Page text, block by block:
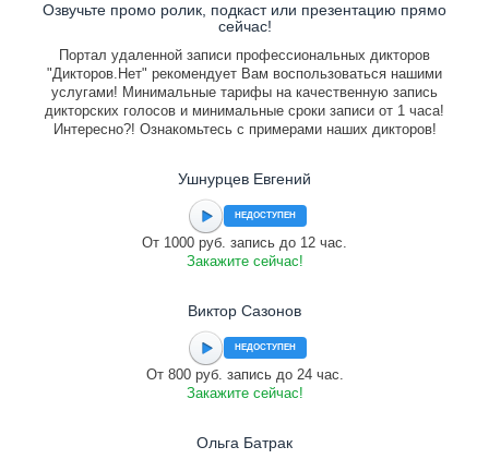
Озвучьте промо ролик, подкаст или презентацию прямо
сейчас!
Портал удаленной записи профессиональных дикторов
"Дикторов.Нет" рекомендует Вам воспользоваться нашими
услугами! Минимальные тарифы на качественную запись
дикторских голосов и минимальные сроки записи от 1 часа!
Интересно?! Ознакомьтесь с примерами наших дикторов!
Ушнурцев Евгений
НЕДОСТУПЕН
От 1000 руб. запись до 12 час.
Закажите сейчас!
Виктор Сазонов
НЕДОСТУПЕН
От 800 руб. запись до 24 час.
Закажите сейчас!
Ольга Батрак